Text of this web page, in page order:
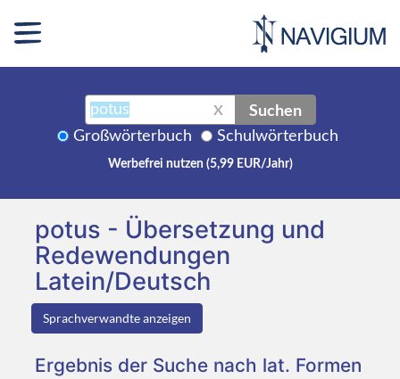
X Suchen
Großwörterbuch Schulwörterbuch
Werbefrei nutzen (5,99 EUR/Jahr)
potus - Übersetzung und
Redewendungen
Latein/Deutsch
Sprachverwandte anzeigen
Ergebnis der Suche nach lat. Formen